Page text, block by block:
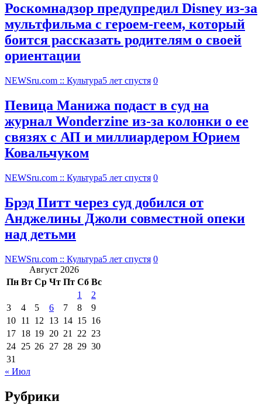
Роскомнадзор предупредил Disney из-за
мультфильма c героем-геем, который
боится рассказать родителям о своей
ориентации
NEWSru.com :: Культура5 лет спустя 0
Певица Манижа подаст в суд на
журнал Wonderzine из-за колонки о ее
связях с АП и миллиардером Юрием
Ковальчуком
NEWSru.com :: Культура5 лет спустя 0
Брэд Питт через суд добился от
Анджелины Джоли совместной опеки
над детьми
NEWSru.com :: Культура5 лет спустя 0
Август 2026
Пн Вт Ср Чт Пт Сб Вс
1
2
3
4 5 6 7 8
9
10 11 12 13 14 15 16
17 18 19 20 21 22 23
24 25 26 27 28 29 30
31
« Июл
Рубрики